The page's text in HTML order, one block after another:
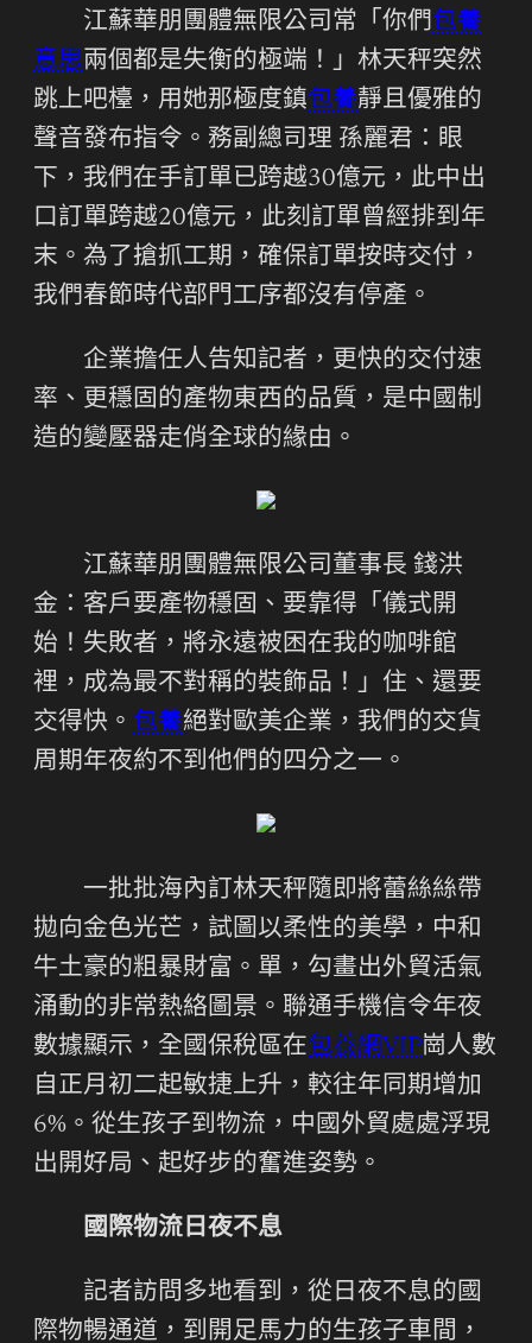
江蘇華朋團體無限公司常「你們包養
意思兩個都是失衡的極端！」林天秤突然
跳上吧檯，用她那極度鎮包養靜且優雅的
聲音發布指令。務副總司理 孫麗君：眼
下，我們在手訂單已跨越30億元，此中出
口訂單跨越20億元，此刻訂單曾經排到年
末。為了搶抓工期，確保訂單按時交付，
我們春節時代部門工序都沒有停產。
企業擔任人告知記者，更快的交付速
率、更穩固的產物東西的品質，是中國制
造的變壓器走俏全球的緣由。
江蘇華朋團體無限公司董事長 錢洪
金：客戶要產物穩固、要靠得「儀式開
始！失敗者，將永遠被困在我的咖啡館
裡，成為最不對稱的裝飾品！」住、還要
交得快。 包養絕對歐美企業，我們的交貨
周期年夜約不到他們的四分之一。
一批批海內訂林天秤隨即將蕾絲絲帶
拋向金色光芒，試圖以柔性的美學，中和
牛土豪的粗暴財富。單，勾畫出外貿活氣
涌動的非常熱絡圖景。聯通手機信令年夜
數據顯示，全國保稅區在包養網VIP崗人數
自正月初二起敏捷上升，較往年同期增加
6%。從生孩子到物流，中國外貿處處浮現
出開好局、起好步的奮進姿勢。
國際物流日夜不息
記者訪問多地看到，從日夜不息的國
際物暢通道，到開足馬力的生孩子車間，